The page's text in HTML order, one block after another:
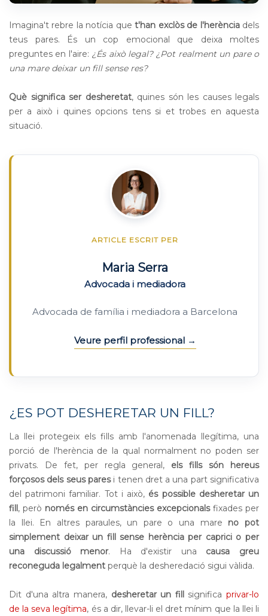
Imagina't rebre la notícia quet'han exclòs de l'herènciadels
teus pares. És un cop emocional que deixa moltes
preguntes en l'aire: ¿És això legal? ¿Pot realment un pare o
una mare deixar un fill sense res?
Què significa ser desheretat, quines són les causes legals
per a això i quines opcions tens si et trobes en aquesta
situació.
ARTICLE ESCRIT PER
Maria Serra
Advocada i mediadora
Advocada de família i mediadora a Barcelona
Veure perfil professional
¿ES POT DESHERETAR UN FILL?
La llei protegeix els fills amb l'anomenada llegítima, una
porció de l'herència de la qual normalment no poden ser
privats. De fet, per regla general, els fills són hereus
forçosos dels seus paresi tenen dret a una part significativa
del patrimoni familiar. Tot i això, és possible desheretar un
fill, però només en circumstàncies excepcionalsfixades per
la llei. En altres paraules, un pare o una mare no pot
simplement deixar un fill sense herència per caprici o per
una discussió menor. Ha d'existir una causa greu
reconeguda legalment perquè la desheredació sigui vàlida.
Dit d'una altra manera, desheretar un fillsignifica privar-lo
de la seva legítima, és a dir, llevar-li el dret mínim que la llei li